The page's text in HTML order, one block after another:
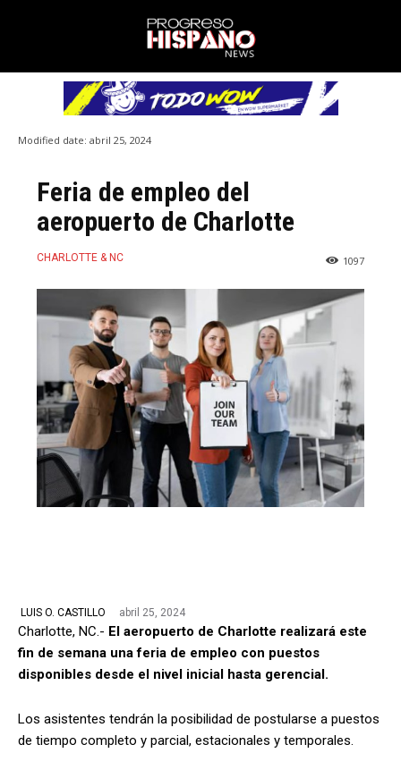
Modified date: abril 25, 2024
Feria de empleo del
aeropuerto de Charlotte
CHARLOTTE & NC 1097
LUIS O. CASTILLO abril 25, 2024
Charlotte, NC.- El aeropuerto de Charlotte realizará este
fin de semana una feria de empleo con puestos
disponibles desde el nivel inicial hasta gerencial.
Los asistentes tendrán la posibilidad de postularse a puestos
de tiempo completo y parcial, estacionales y temporales.